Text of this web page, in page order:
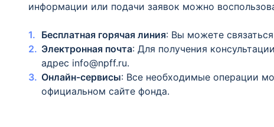
информации или подачи заявок можно
Бесплатная горячая линия: Вы можете
Электронная почта: Для получения
адрес info@npff.ru.
Онлайн-сервисы: Все необходимые операции
официальном сайте фонда.